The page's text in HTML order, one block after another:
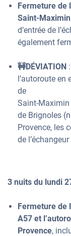
Fermeture de
Saint-
d’entrée de
également
🚧DÉVIATION
l’autoroute en
de
Saint-Maximin
de Brignoles
Provence, les
de
3 nuits du lundi
Fermeture de
A57 et
Provence,